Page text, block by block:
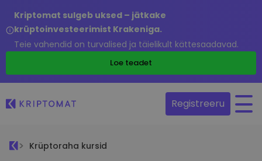
Kriptomat sulgeb uksed – jätkake
krüptoinvesteerimist Krakeniga.
Teie vahendid on turvalised ja täielikult kättesaadavad.
Loe teadet
Registreeru
Krüptoraha kursid